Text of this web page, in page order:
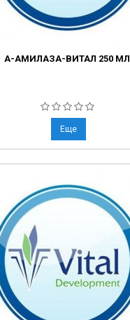
А-АМИЛАЗА-ВИТАЛ 250 МЛ
Еще